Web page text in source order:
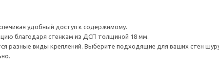
удобный доступ к содержимому.
благодаря стенкам из ДСП толщиной 18 мм.
разные виды креплений. Выберите подходящие для ваших стен